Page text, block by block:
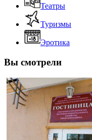
Театры
Туризмы
Эротика
Вы смотрели